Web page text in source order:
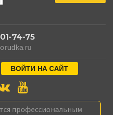
74-75
ВОЙТИ НА САЙТ